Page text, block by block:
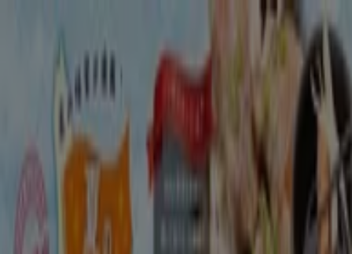
あなたはここにいる：
Featured スーパーマーケット
ホームセンター&
家電 レストラン
カラオケ & エンター
おもちゃ&子供向け商品
車&モーターバ